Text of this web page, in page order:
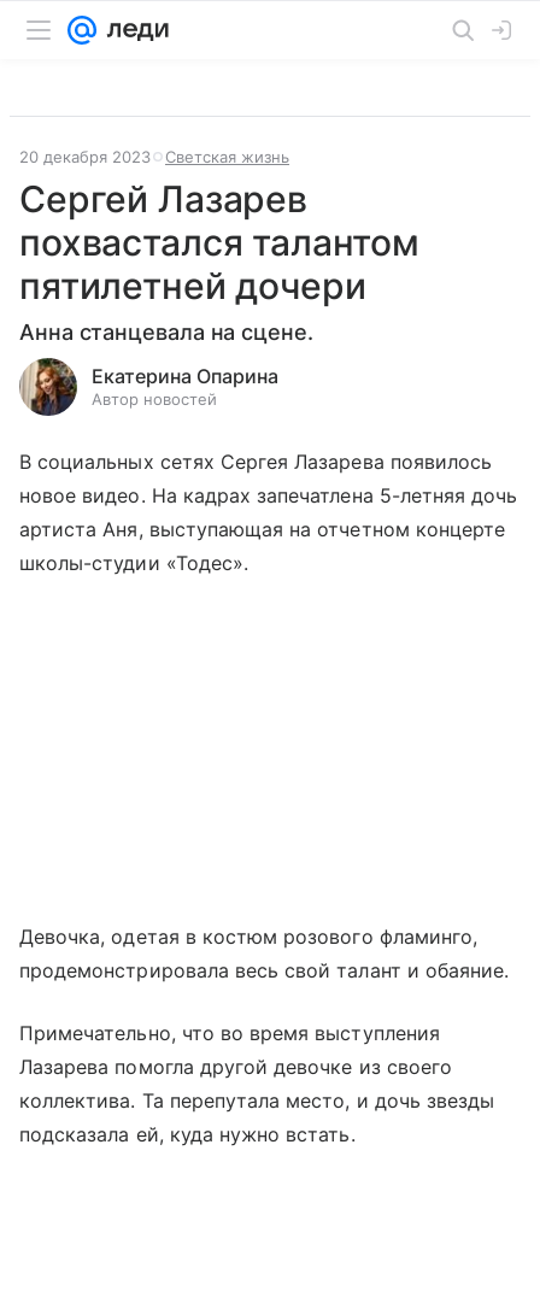
20 декабря 2023 Светская жизнь
Сергей Лазарев
похвастался талантом
пятилетней дочери
Анна станцевала на сцене.
Екатерина Опарина
Автор новостей
В социальных сетях Сергея Лазарева появилось
новое видео. На кадрах запечатлена 5-летняя дочь
артиста Аня, выступающая на отчетном концерте
школы-студии «Тодес».
Девочка, одетая в костюм розового фламинго,
продемонстрировала весь свой талант и обаяние.
Примечательно, что во время выступления
Лазарева помогла другой девочке из своего
коллектива. Та перепутала место, и дочь звезды
подсказала ей, куда нужно встать.